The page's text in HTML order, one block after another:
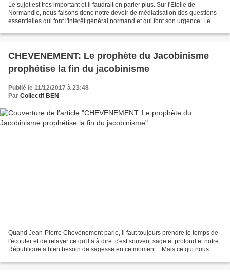
Le sujet est très important et il faudrait en parler plus. Sur l'Etoile de
Normandie, nous faisons donc notre devoir de médiatisation des questions
essentielles qui font l'intérêt général normand et qui font son urgence: Le
CHEVENEMENT: Le prophète du Jacobinisme
prophétise la fin du jacobinisme
Publié le 11/12/2017 à 23:48
Par Collectif BEN
Quand Jean-Pierre Chevènement parle, il faut toujours prendre le temps de
l'écouter et de relayer ce qu'il a à dire: c'est souvent sage et profond et notre
République a bien besoin de sagesse en ce moment... Mais ce qui nous